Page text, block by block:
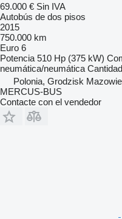
69.000 € Sin IVA
Autobús de dos pisos
2015
750.000 km
Euro 6
Potencia 510 Hp (375 kW)
neumática/neumática
Polonia, Grodzisk
MERCUS-BUS
Contacte con el vendedor